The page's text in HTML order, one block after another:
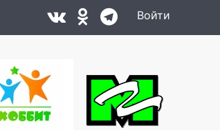
Войти